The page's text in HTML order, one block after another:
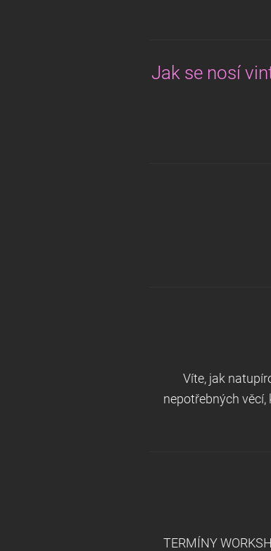
Jak se nosí
Víte, jak
nepotřebných věcí,
TERMÍNY